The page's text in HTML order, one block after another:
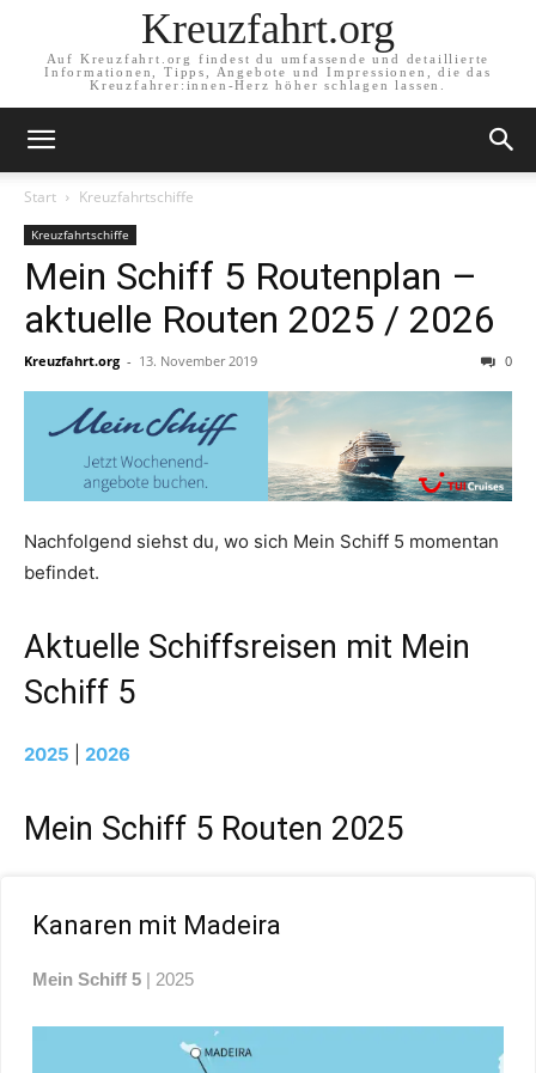
Kreuzfahrt.org
Auf Kreuzfahrt.org findest du umfassende und detaillierte
Informationen, Tipps, Angebote und Impressionen, die das
Kreuzfahrer:innen-Herz höher schlagen lassen.
Start Kreuzfahrtschiffe
Kreuzfahrtschiffe
Mein Schiff 5 Routenplan –
aktuelle Routen 2025 / 2026
Kreuzfahrt.org - 13. November 2019 0
Nachfolgend siehst du, wo sich Mein Schiff 5 momentan
befindet.
Aktuelle Schiffsreisen mit Mein
Schiff 5
2025 2026
Mein Schiff 5 Routen 2025
Kanaren mit Madeira
Mein Schiff 5 | 2025